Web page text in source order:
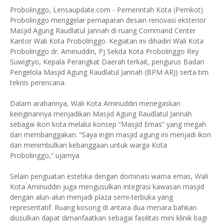
Probolinggo, Lensaupdate.com - Pemerintah Kota (Pemkot)
Probolinggo menggelar pemaparan desain renovasi eksterior
Masjid Agung Raudlatul Jannah di ruang Command Center
Kantor Wali Kota Probolinggo. Kegiatan ini dihadiri Wali Kota
Probolinggo dr. Aminuddin, Pj Sekda Kota Probolinggo Rey
Suwigtyo, Kepala Perangkat Daerah terkait, pengurus Badan
Pengelola Masjid Agung Raudlatul Jannah (BPM ARJ) serta tim
teknis perencana.
Dalam arahannya, Wali Kota Aminuddin menegaskan
keinginannya menjadikan Masjid Agung Raudlatul Jannah
sebagai ikon kota melalui konsep “Masjid Emas” yang megah
dan membanggakan. “Saya ingin masjid agung ini menjadi ikon
dan menimbulkan kebanggaan untuk warga Kota
Probolinggo,” ujarnya.
Selain penguatan estetika dengan dominasi warna emas, Wali
Kota Aminuddin juga mengusulkan integrasi kawasan masjid
dengan alun-alun menjadi plaza semi-terbuka yang
representatif. Ruang kosong di antara dua menara bahkan
diusulkan dapat dimanfaatkan sebagai fasilitas mini klinik bagi